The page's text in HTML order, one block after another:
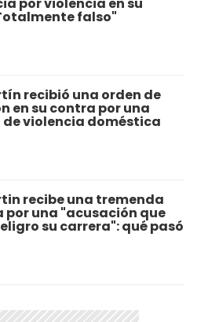
falso"
recibió una orden de
en su contra por una
violencia doméstica
recibe una tremenda
por una "acusación que
su carrera": qué pasó